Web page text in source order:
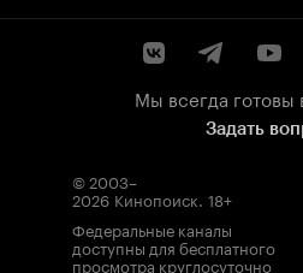
Мы всегда готовы
Задать
© 2003–
2026 Кинопоиск. 18+
Федеральные каналы
доступны для бесплатного
просмотра круглосуточно